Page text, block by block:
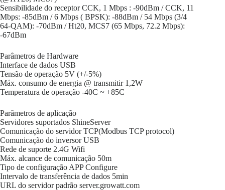
Sensibilidade do receptor CCK, 1 Mbps : -90dBm / CCK, 11
Mbps: -85dBm / 6 Mbps ( BPSK): -88dBm / 54 Mbps (3/4
64-QAM): -70dBm / Ht20, MCS7 (65 Mbps, 72.2 Mbps):
-67dBm
Parâmetros de Hardware
Interface de dados USB
Tensão de operação 5V (+/-5%)
Máx. consumo de energia @ transmitir 1,2W
Temperatura de operação -40C ~ +85C
Parâmetros de aplicação
Servidores suportados ShineServer
Comunicação do servidor TCP(Modbus TCP protocol)
Comunicação do inversor USB
Rede de suporte 2.4G Wifi
Máx. alcance de comunicação 50m
Tipo de configuração APP Configure
Intervalo de transferência de dados 5min
URL do servidor padrão server.growatt.com